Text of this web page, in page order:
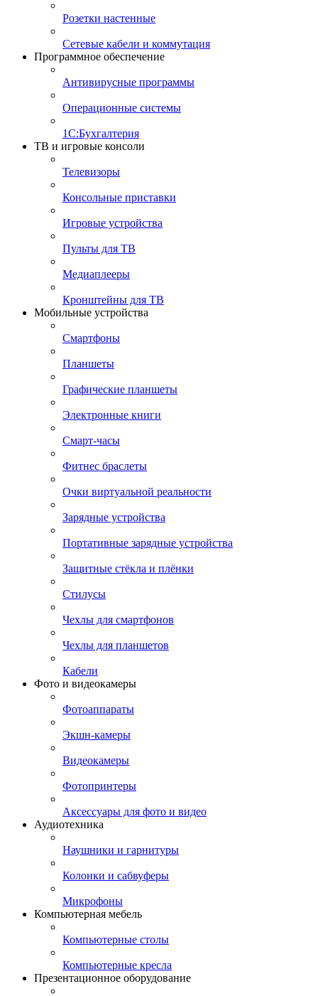
Розетки настенные
Сетевые кабели и коммутация
Программное обеспечение
Антивирусные программы
Операционные системы
1С:Бухгалтерия
ТВ и игровые консоли
Телевизоры
Консольные приставки
Игровые устройства
Пульты для ТВ
Медиаплееры
Кронштейны для ТВ
Мобильные устройства
Смартфоны
Планшеты
Графические планшеты
Электронные книги
Смарт-часы
Фитнес браслеты
Очки виртуальной реальности
Зарядные устройства
Портативные зарядные устройства
Защитные стёкла и плёнки
Стилусы
Чехлы для смартфонов
Чехлы для планшетов
Кабели
Фото и видеокамеры
Фотоаппараты
Экшн-камеры
Видеокамеры
Фотопринтеры
Аксессуары для фото и видео
Аудиотехника
Наушники и гарнитуры
Колонки и сабвуферы
Микрофоны
Компьютерная мебель
Компьютерные столы
Компьютерные кресла
Презентационное оборудование